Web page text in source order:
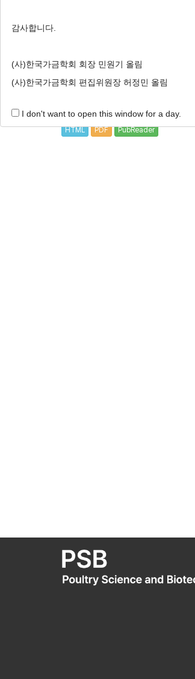
Dong Jun Kim, Da Hye Kim
김동준, 김다혜, 강세주, 권기문, 이재청, 이경우
https://doi.org/10.5536/KJPS.2018.45.1.63
HTML PDF PubReader
감사합니다.
(사)한국가금학회 회장 민원기 올림
(사)한국가금학회 편집위원장 허정민 올림
I don't want to open this window for a day.